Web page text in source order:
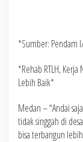
*Sumber: Pendam
*Rehab RTLH,
Lebih Baik*
Medan – “Andai
tidak singgah di
bisa terbangun